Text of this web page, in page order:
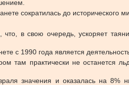
сократилась до исторического
в свою очередь, ускоряет
с 1990 года является
там практически не останется
значения и оказалась на 8%